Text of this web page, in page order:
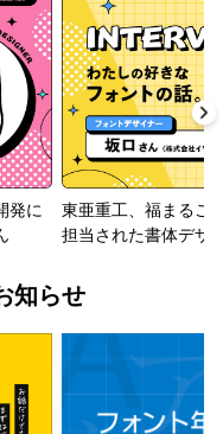
発に
東亜重工、福まるご
担当された書体デザ
知らせ